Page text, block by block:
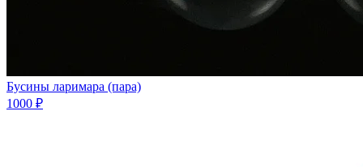
Бусины ларимара (пара)
1000 ₽